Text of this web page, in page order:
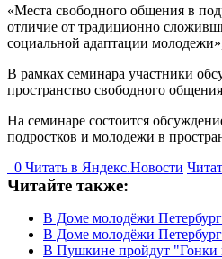
«Места свободного общения в
отличие от традиционно
социальной адаптации
В рамках семинара участники
пространство свободного
На семинаре состоится
подростков и молодежи в
0 Читать в Яндекс.Новости
Читайте также:
В Доме молодёжи
В Доме молодёжи
В Пушкине пройдут "Гонки